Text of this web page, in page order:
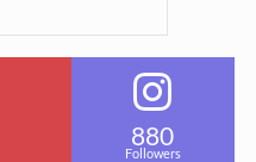
880
Followers